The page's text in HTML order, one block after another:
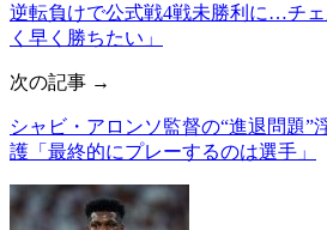
逆転負けで公式戦4戦未勝利に…チ
く早く勝ちたい」
次の記事 →
シャビ・アロンソ監督の“進退問題
護「最終的にプレーするのは選手」